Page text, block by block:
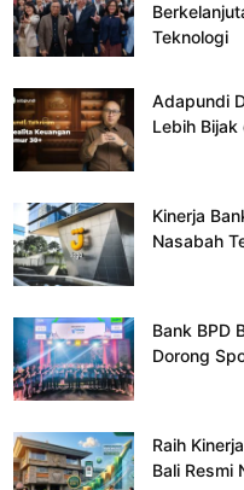
Teknologi
Adapundi
Lebih Bijak
Kinerja
Nasabah
Bank BPD
Dorong
Raih
Bali Resmi